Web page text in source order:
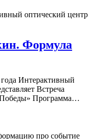
оптический центр
Формула
Интерактивный
Встреча
Программа…
про событие